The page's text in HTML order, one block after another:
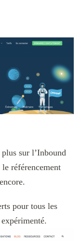
sur l’Inbound
référencement
pour tous les